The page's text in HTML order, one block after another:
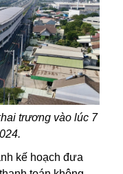
trương vào lúc 7
kế hoạch đưa